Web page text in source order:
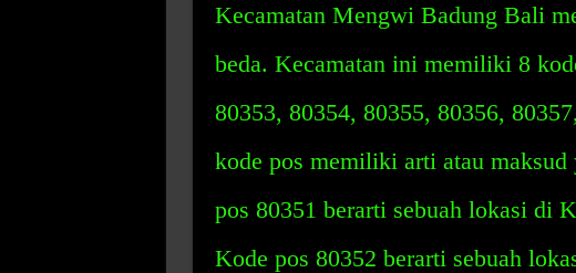
Kecamatan Mengwi Badung Bali
beda. Kecamatan ini memiliki 8
80353, 80354, 80355, 80356,
kode pos memiliki arti atau
pos 80351 berarti sebuah lokasi di
Kode pos 80352 berarti sebuah